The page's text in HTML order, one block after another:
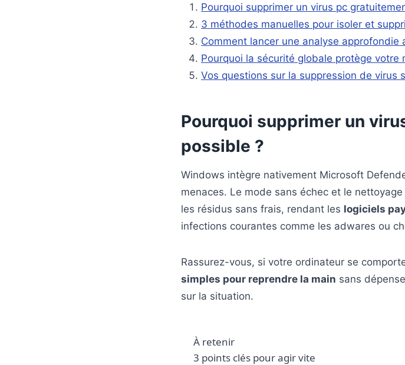
Pourquoi supprimer un virus pc
3 méthodes manuelles pour isoler et
Comment lancer une analyse approfondie
Pourquoi la sécurité globale protège votre
Vos questions sur la suppression de virus
Pourquoi supprimer un
possible ?
Windows intègre nativement Microsoft
menaces. Le mode sans échec et le
les résidus sans frais, rendant les logiciels
infections courantes comme les adwares ou
Rassurez-vous, si votre ordinateur se
simples pour reprendre la main sans
sur la situation.
À retenir
3 points clés pour agir vite